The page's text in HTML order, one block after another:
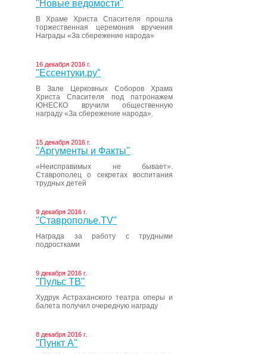
"Новые ведомости"
В Храме Христа Спасителя прошла
торжественная церемония вручения
Награды «За сбережение народа»
16 декабря 2016 г.
"Ессентуки.ру"
В Зале Церковных Соборов Храма
Христа Спасителя под патронажем
ЮНЕСКО вручили общественную
награду «За сбережение народа».
15 декабря 2016 г.
"Аргументы и Факты"
«Неисправимых не бывает».
Ставрополец о секретах воспитания
трудных детей
9 декабря 2016 г.
"Ставрополье.TV"
Награда за работу с трудными
подростками
9 декабря 2016 г.
"Пульс ТВ"
Худрук Астраханского театра оперы и
балета получил очередную награду
8 декабря 2016 г.
"Пункт А"